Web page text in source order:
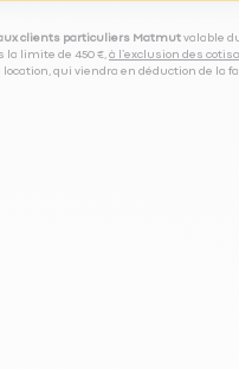
clients particuliers Matmutvalable
la limite de 450 €, à l’exclusion des
qui viendra en déduction de la